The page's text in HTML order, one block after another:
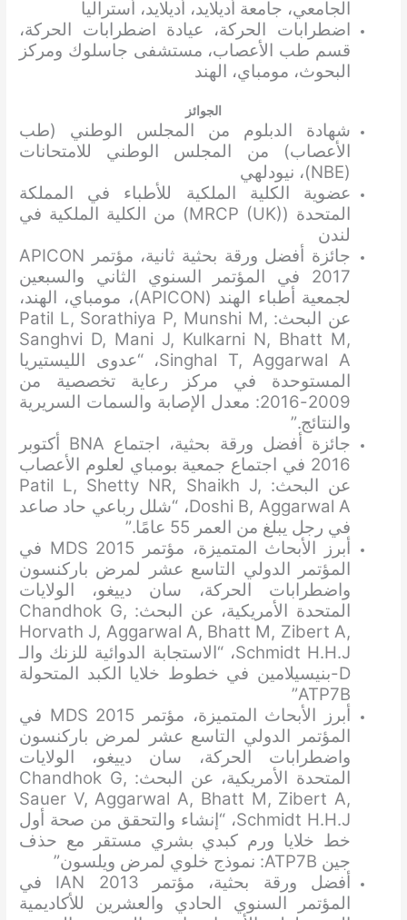
الجامعي، جامعة أديلايد، أديلايد، أستراليا
اضطرابات الحركة، عيادة اضطرابات الحركة،
قسم طب الأعصاب، مستشفى جاسلوك ومركز
البحوث، مومباي، الهند
الجوائز
شهادة الدبلوم من المجلس الوطني (طب
الأعصاب) من المجلس الوطني للامتحانات
(NBE)، نيودلهي
عضوية الكلية الملكية للأطباء في المملكة
المتحدة (MRCP (UK)) من الكلية الملكية في
لندن
جائزة أفضل ورقة بحثية ثانية، مؤتمر APICON
2017 في المؤتمر السنوي الثاني والسبعين
لجمعية أطباء الهند (APICON)، مومباي، الهند،
عن البحث: Patil L, Sorathiya P, Munshi M,
Sanghvi D, Mani J, Kulkarni N, Bhatt M,
Singhal T, Aggarwal A، “عدوى الليستيريا
المستوحدة في مركز رعاية تخصصية من
2009-2016: معدل الإصابة والسمات السريرية
والنتائج.”
جائزة أفضل ورقة بحثية، اجتماع BNA أكتوبر
2016 في اجتماع جمعية بومباي لعلوم الأعصاب
عن البحث: Patil L, Shetty NR, Shaikh J,
Doshi B, Aggarwal A، “شلل رباعي حاد صاعد
في رجل يبلغ من العمر 55 عامًا.”
أبرز الأبحاث المتميزة، مؤتمر MDS 2015 في
المؤتمر الدولي التاسع عشر لمرض باركنسون
واضطرابات الحركة، سان دييغو، الولايات
المتحدة الأمريكية، عن البحث: Chandhok G,
Horvath J, Aggarwal A, Bhatt M, Zibert A,
Schmidt H.H.J، “الاستجابة الدوائية للزنك والـ
D-بنيسيلامين في خطوط خلايا الكبد المتحولة
ATP7B”
أبرز الأبحاث المتميزة، مؤتمر MDS 2015 في
المؤتمر الدولي التاسع عشر لمرض باركنسون
واضطرابات الحركة، سان دييغو، الولايات
المتحدة الأمريكية، عن البحث: Chandhok G,
Sauer V, Aggarwal A, Bhatt M, Zibert A,
Schmidt H.H.J، “إنشاء والتحقق من صحة أول
خط خلايا ورم كبدي بشري مستقر مع حذف
جين ATP7B: نموذج خلوي لمرض ويلسون”
أفضل ورقة بحثية، مؤتمر IAN 2013 في
المؤتمر السنوي الحادي والعشرين للأكاديمية